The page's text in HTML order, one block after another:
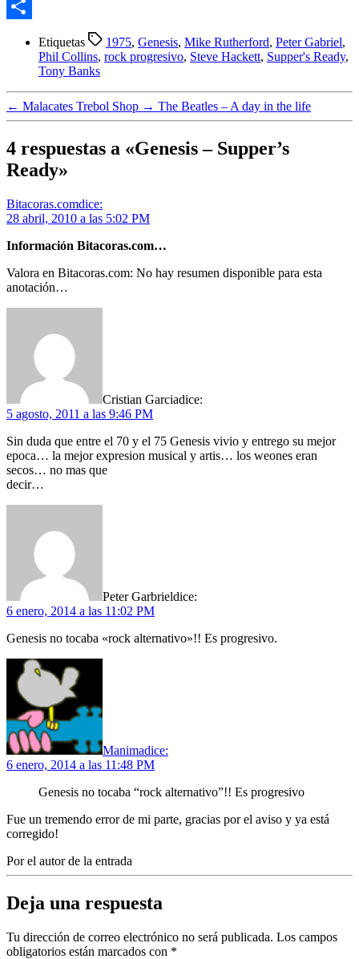
Email
Etiquetas 1975, Genesis, Mike Rutherford, Peter Gabriel,
Phil Collins, rock progresivo, Steve Hackett, Supper's Ready,
Tony Banks
← Malacates Trebol Shop → The Beatles – A day in the life
4 respuestas a «Genesis – Supper’s
Ready»
Bitacoras.comdice:
28 abril, 2010 a las 5:02 PM
Información Bitacoras.com…
Valora en Bitacoras.com: No hay resumen disponible para esta
anotación…
Cristian Garciadice:
5 agosto, 2011 a las 9:46 PM
Sin duda que entre el 70 y el 75 Genesis vivio y entrego su mejor
epoca… la mejor expresion musical y artis… los weones eran
secos… no mas que
decir…
Peter Garbrieldice:
6 enero, 2014 a las 11:02 PM
Genesis no tocaba «rock alternativo»!! Es progresivo.
Manimadice:
6 enero, 2014 a las 11:48 PM
Genesis no tocaba “rock alternativo”!! Es progresivo
Fue un tremendo error de mi parte, gracias por el aviso y ya está
corregido!
Por el autor de la entrada
Deja una respuesta
Tu dirección de correo electrónico no será publicada. Los campos
obligatorios están marcados con *